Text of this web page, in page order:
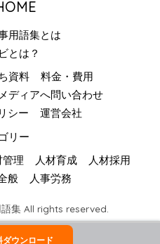
用語集とは
とは？
資料
料金・費用
メディアへ問い合わせ
シー
運営会社
リー
管理 人材育成
人材採用
般
人事労務
集 All rights reserved.
ダウンロード